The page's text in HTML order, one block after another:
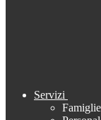
Servizi